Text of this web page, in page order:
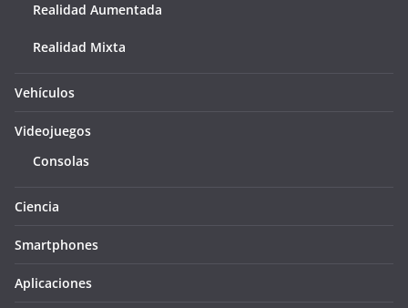
Realidad Aumentada
Realidad Mixta
Vehículos
Videojuegos
Consolas
Ciencia
Smartphones
Aplicaciones